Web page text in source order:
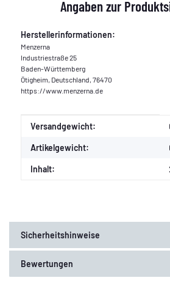
Angaben zur
Herstellerinformationen:
Menzerna
Industriestraße 25
Baden-Württemberg
Ötigheim, Deutschland, 76470
https://www.menzerna.de
Produkteigenschaft
Wert
Versandgewicht:
Artikelgewicht:
Inhalt:
Sicherheitshinweise
Bewertungen